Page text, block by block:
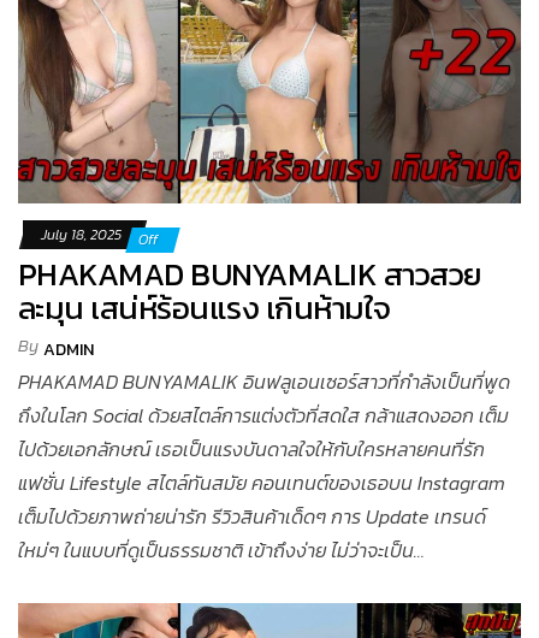
July 18, 2025 Off
PHAKAMAD BUNYAMALIK สาวสวย
ละมุน เสน่ห์ร้อนแรง เกินห้ามใจ
ByADMIN
PHAKAMAD BUNYAMALIK อินฟลูเอนเซอร์สาวที่กำลังเป็นที่พูด
ถึงในโลก Social ด้วยสไตล์การแต่งตัวที่สดใส กล้าแสดงออก เต็ม
ไปด้วยเอกลักษณ์ เธอเป็นแรงบันดาลใจให้กับใครหลายคนที่รัก
แฟชั่น Lifestyle สไตล์ทันสมัย คอนเทนต์ของเธอบน Instagram
เต็มไปด้วยภาพถ่ายน่ารัก รีวิวสินค้าเด็ดๆ การ Update เทรนด์
ใหม่ๆ ในแบบที่ดูเป็นธรรมชาติ เข้าถึงง่าย ไม่ว่าจะเป็น…